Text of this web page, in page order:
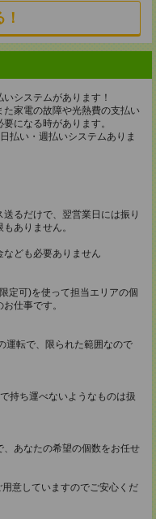
システムがあります！
家電の故障や光熱費の支払い
になる時があります。
払い・週払いシステムありま
送るだけで、翌営業日には振り
ありません。
ども必要ありません
定可)を使って担当エリアの個
仕事です。
運転で、限られた範囲なので
持ち運べないようなものは扱
あなたの希望の個数をお任せ
意していますのでご安心くだ